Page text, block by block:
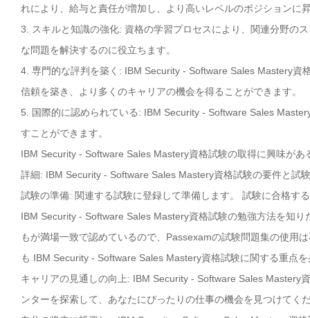
れにより、給与と責任が増加し、より高いレベルのポジションに
3. スキルと知識の強化: 資格の学習プロセスにより、関連分野の
な問題を解決するのに役立ちます。
4. 専門的な評判を築く: IBM Security - Software Sales Mastery資
信頼を築き、より多くのキャリアの機会を得ることができます。
5. 国際的に認められている: IBM Security - Software Sales
すことができます。
IBM Security - Software Sales Mastery資格試験の取得に興味が
詳細: IBM Security - Software Sales Mastery資格試験の要件と試
試験の準備: 関連する試験に登録して準備します。 試験に合格す
IBM Security - Software Sales Mastery資格試験の勉強方法を知
もが満場一致で認めているので、Passexamの試験問題集の使用
も IBM Security - Software Sales Mastery資格試験に関する重点
キャリアの見通しの向上: IBM Security - Software Sales Mastery
ンターを探索して、あなたにぴったりの仕事の機会を見つけてく